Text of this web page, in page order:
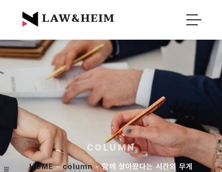
LAW&HEIM
COLUMN
HOME-column- 함께 살아왔다는 시간의 무게